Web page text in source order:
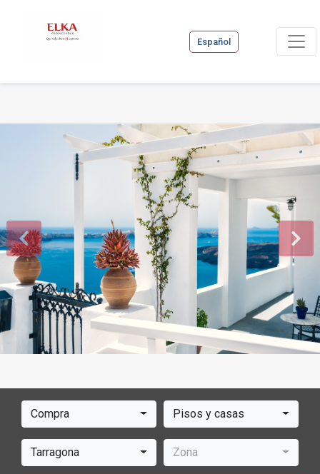
Español
Previous Next
Compra Pisos y casas
Tarragona Zona